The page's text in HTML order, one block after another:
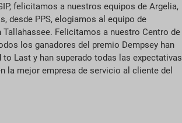
felicitamos a nuestros equipos de Argelia,
desde PPS, elogiamos al equipo de
Tallahassee. Felicitamos a nuestro Centro de
los ganadores del premio Dempsey han
Last y han superado todas las expectativas
la mejor empresa de servicio al cliente del